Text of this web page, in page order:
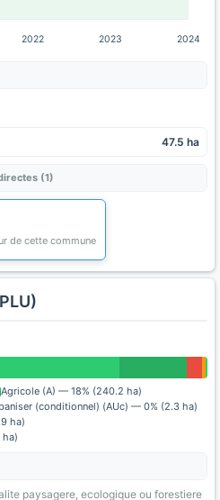
2022 2023 2024
47.5 ha
(1)
de cette commune
Agricole (A) — 18% (240.2 ha)
(conditionnel) (AUc) — 0% (2.3 ha)
ha)
paysagere, ecologique ou forestiere